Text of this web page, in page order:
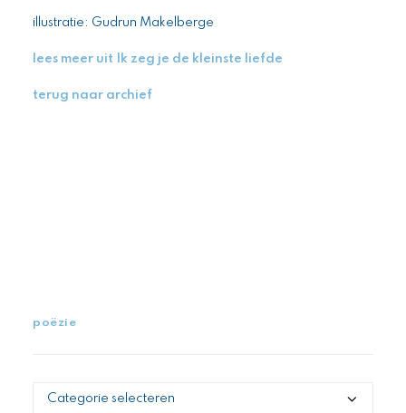
illustratie: Gudrun Makelberge
lees meer uit Ik zeg je de kleinste liefde
terug naar archief
poëzie
poëzie